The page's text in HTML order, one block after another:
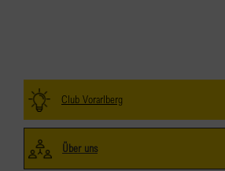
Club Vorarlberg
Über uns